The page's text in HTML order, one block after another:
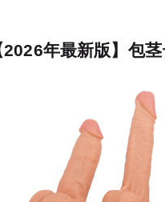
2026年最新版】包